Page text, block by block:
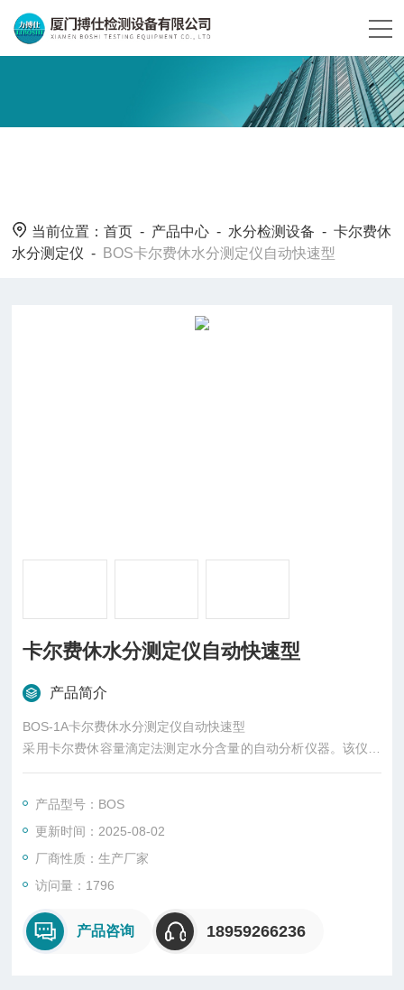
当前位置：首页 - 产品中心 - 水分检测设备 -卡尔费休
水分测定仪 - BOS卡尔费休水分测定仪自动快速型
卡尔费休水分测定仪自动快速型
产品简介
BOS-1A卡尔费休水分测定仪自动快速型
采用卡尔费休容量滴定法测定水分含量的自动分析仪器。该仪器
是生产和科研工作理想的水分检测仪器。适用标准：GB6238、
产品型号：BOS
更新时间：2025-08-02
厂商性质：生产厂家
访问量：1796
产品咨询 18959266236